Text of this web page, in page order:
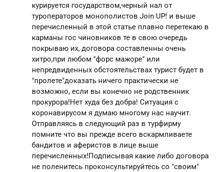
курируется государством,черный нал от
туроператоров монополистов Join UP! и выше
перечисленный в этой статье плавно перетекаю в
карманы гос чиновников те в свою очередь
покрываю их, договора составленны очень
хитро,при любом "форс мажоре" или
непредвиденных обстоятельствах турист будет в
"пролете"доказать ничего практически не
возможно, если вы конечно не родственник
прокурора!Нет худа без добра! Ситуация с
коронавирусом я думаю многому нас научит.
Отправляясь в следующий раз в турфирму
помните что вы прежде всего вскармливаете
бандитов и аферистов в лице выше
перечисленных!Подписывая какие либо договора
не поленитесь проконсультируйтесь со "своим"